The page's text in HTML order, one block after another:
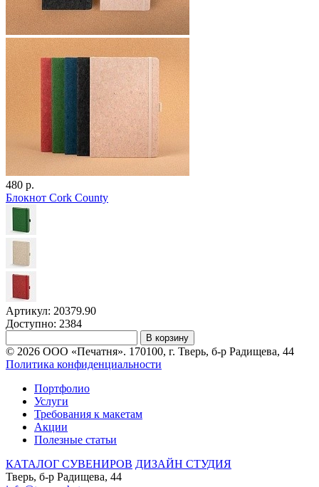
480 р.
Блокнот Cork County
Артикул: 20379.90
Доступно: 2384
В корзину
© 2026 ООО «Печатня». 170100, г. Тверь, б-р Радищева, 44
Политика конфиденциальности
Портфолио
Услуги
Требования к макетам
Акции
Полезные статьи
КАТАЛОГ СУВЕНИРОВ ДИЗАЙН СТУДИЯ
Тверь, б-р Радищева, 44